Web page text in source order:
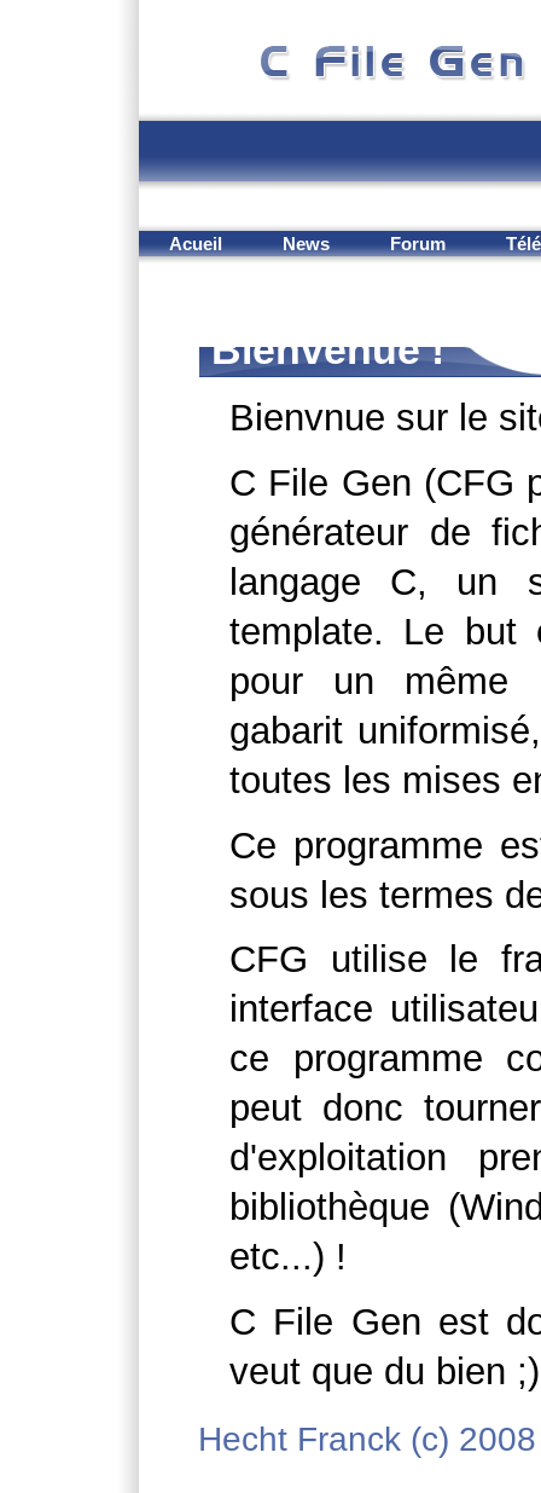
Acueil News Forum
Bienvenue !
Bienvnue sur le
C File Gen (CFG
générateur de
langage C, un
template. Le but
pour un même
gabarit
toutes les mises
Ce programme
sous les termes
CFG utilise le
interface
ce programme
peut donc
d'exploitation
bibliothèque
etc...) !
C File Gen est
veut que du bien ;)
Hecht Franck (c)